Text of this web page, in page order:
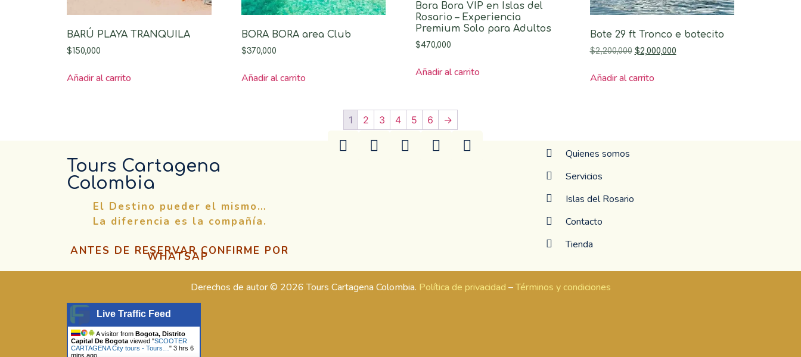
BARÚ PLAYA TRANQUILA
$150,000
Añadir al carrito
BORA BORA area Club
$370,000
Añadir al carrito
Bora Bora VIP en Islas del
Rosario – Experiencia
Premium Solo para Adultos
$470,000
Añadir al carrito
Bote 29 ft Tronco e botecito
$2,200,000 $2,000,000
Añadir al carrito
1 2 3 4 5 6 →
Tours Cartagena
Colombia
El Destino pueder el mismo…
La diferencia es la compañía.
ANTES DE RESERVAR CONFIRME POR
WHATSAP
Quienes somos
Servicios
Islas del Rosario
Contacto
Tienda
Derechos de autor © 2026 Tours Cartagena Colombia. Política de privacidad –Términos y condiciones
Live Traffic Feed
A visitor from Bogota, Distrito
Capital De Bogotaviewed "SCOOTER
CARTAGENA City tours - Tours…" 3 hrs 6
mins ago